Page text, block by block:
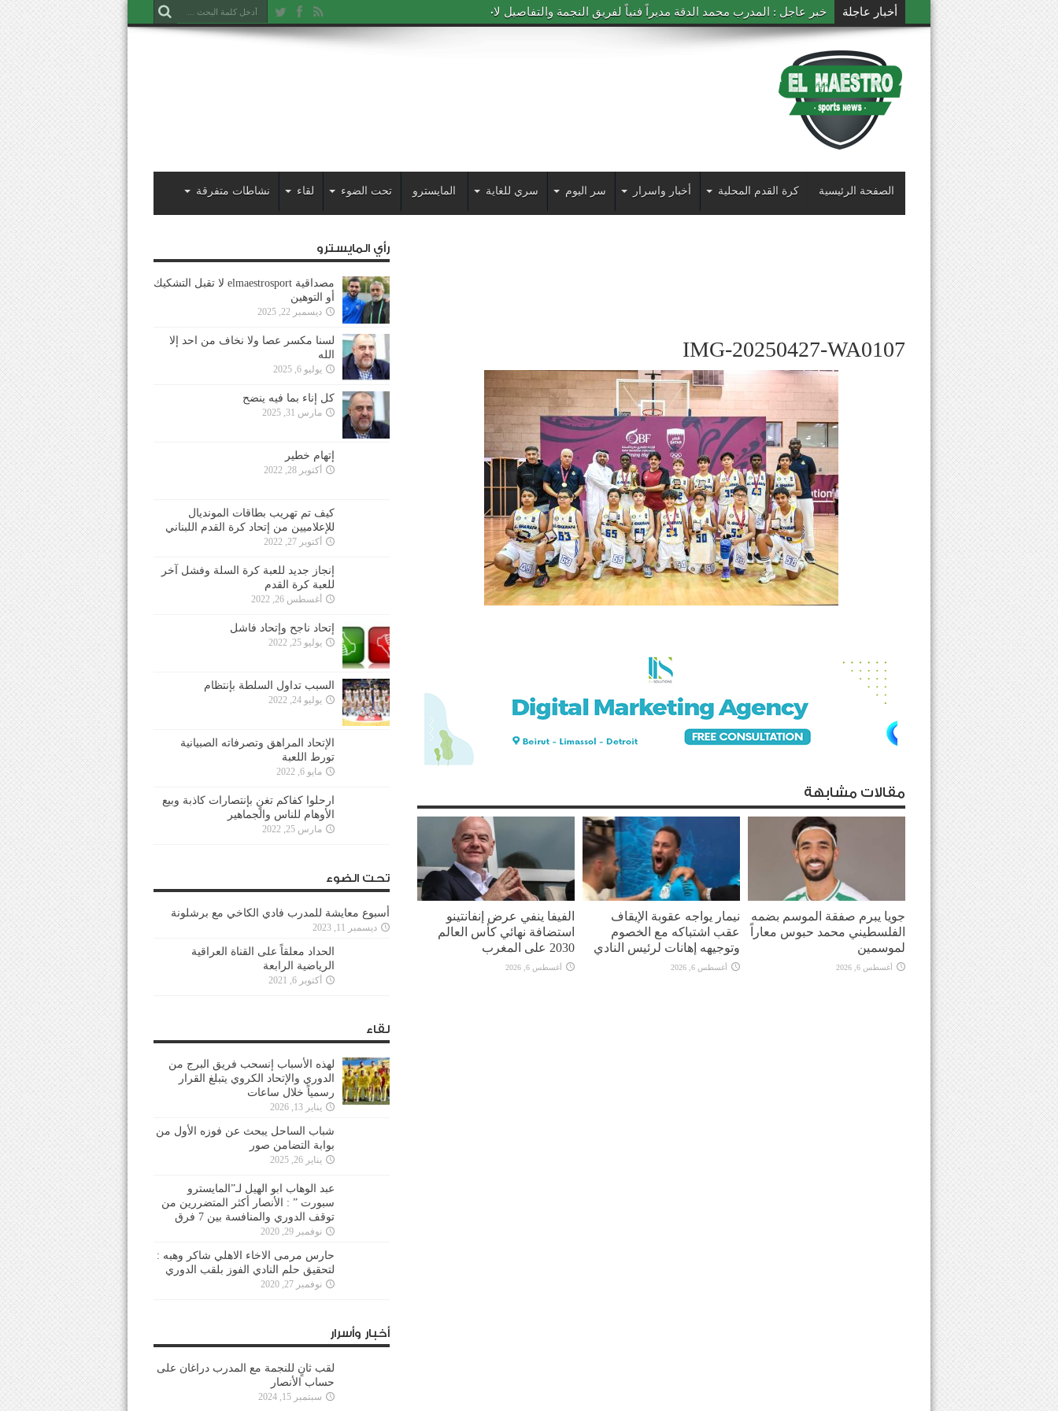
أخبار عاجلة خبر عاجل : المدرب محمد الدقة مديراً فنياً لفريق النجمة والتفاصيل لاحقاً
الصفحة الرئيسية كرة القدم المحلية أخبار واسرار سر اليوم سري للغاية المايسترو تحت الضوء لقاء نشاطات متفرقة
IMG-20250427-WA0107
مقالات مشابهة
جويا يبرم صفقة الموسم بضمه
الفلسطيني محمد حبوس معاراً
لموسمين
أغسطس 6, 2026
نيمار يواجه عقوبة الإيقاف
عقب اشتباكه مع الخصوم
وتوجيهه إهانات لرئيس النادي
أغسطس 6, 2026
الفيفا ينفي عرض إنفانتينو
استضافة نهائي كأس العالم
2030 على المغرب
أغسطس 6, 2026
رأي المايسترو
مصداقية elmaestrosport لا تقبل التشكيك
أو التوهين
ديسمبر 22, 2025
لسنا مكسر عصا ولا نخاف من احد إلا
الله
يوليو 6, 2025
كل إناء بما فيه ينضح
مارس 31, 2025
إتهام خطير
أكتوبر 28, 2022
كيف تم تهريب بطاقات المونديال
للإعلاميين من إتحاد كرة القدم اللبناني
أكتوبر 27, 2022
إنجاز جديد للعبة كرة السلة وفشل آخر
للعبة كرة القدم
أغسطس 26, 2022
إتحاد ناجح وإتحاد فاشل
يوليو 25, 2022
السبب تداول السلطة بإنتظام
يوليو 24, 2022
الإتحاد المراهق وتصرفاته الصبيانية
تورط اللعبة
مايو 6, 2022
ارحلوا كفاكم تغنٍ بإنتصارات كاذبة وبيع
الأوهام للناس والجماهير
مارس 25, 2022
تحت الضوء
أسبوع معايشة للمدرب فادي الكاخي مع برشلونة
ديسمبر 11, 2023
الحداد معلقاً على القناة العراقية
الرياضية الرابعة
أكتوبر 6, 2021
لقاء
لهذه الأسباب إنسحب فريق البرج من
الدوري والإتحاد الكروي يتبلغ القرار
رسمياً خلال ساعات
يناير 13, 2026
شباب الساحل يبحث عن فوزه الأول من
بوابة التضامن صور
يناير 26, 2025
عبد الوهاب ابو الهيل لـ”المايسترو
سبورت ” : الأنصار أكثر المتضررين من
توقف الدوري والمنافسة بين 7 فرق
نوفمبر 29, 2020
حارس مرمى الاخاء الاهلي شاكر وهبه :
لتحقيق حلم النادي الفوز بلقب الدوري
نوفمبر 27, 2020
أخبار وأسرار
لقب ثانٍ للنجمة مع المدرب دراغان على
حساب الأنصار
سبتمبر 15, 2024